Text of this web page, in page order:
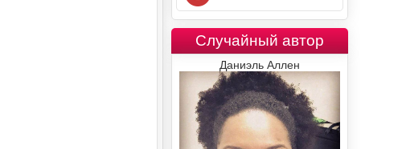
Случайный автор
Даниэль Аллен